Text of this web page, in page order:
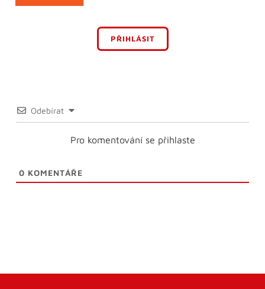
PŘIHLÁSIT
Odebírat
Pro komentování se přihlaste
0 KOMENTÁŘE